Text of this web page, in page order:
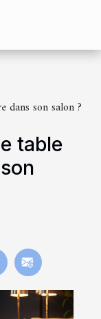
dans son salon ?
table